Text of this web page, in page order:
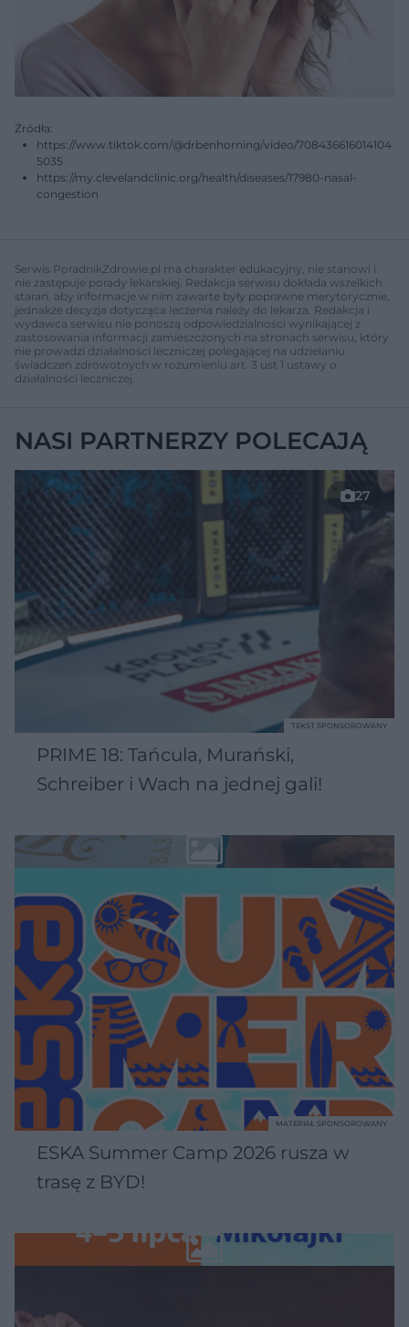
Źródła:
https://www.tiktok.com/@drbenhorning/video/708436616014104
5035
https://my.clevelandclinic.org/health/diseases/17980-nasal-
congestion
Serwis PoradnikZdrowie.pl ma charakter edukacyjny, nie stanowi i
nie zastępuje porady lekarskiej. Redakcja serwisu dokłada wszelkich
starań, aby informacje w nim zawarte były poprawne merytorycznie,
jednakże decyzja dotycząca leczenia należy do lekarza. Redakcja i
wydawca serwisu nie ponoszą odpowiedzialności wynikającej z
zastosowania informacji zamieszczonych na stronach serwisu, który
nie prowadzi działalności leczniczej polegającej na udzielaniu
świadczeń zdrowotnych w rozumieniu art. 3 ust 1 ustawy o
działalności leczniczej.
NASI PARTNERZY POLECAJĄ
27
PRIME 18: Tańcula, Murański,
Schreiber i Wach na jednej gali!
TEKST SPONSOROWANY
ESKA Summer Camp 2026 rusza w
trasę z BYD!
MATERIAŁ SPONSOROWANY